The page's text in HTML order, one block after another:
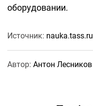
оборудовании.
Источник: nauka.tass.ru
Автор: Антон Лесников